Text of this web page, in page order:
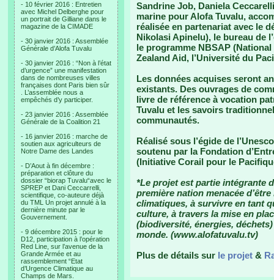
- 10 février 2016 : Entretien
avec Michel Delberghe pour
un portrait de Gilliane dans le
magazine de la CIMADE
- 30 janvier 2016 : Assemblée
Générale d’Alofa Tuvalu
- 30 janvier 2016 : “Non à l’état
d’urgence” une manifestation
dans de nombreuses villes
françaises dont Paris bien sûr
. L’assemblée nous a
empêchés d’y participer.
- 23 janvier 2016 : Assemblée
Générale de la Coalition 21
- 16 janvier 2016 : marche de
soutien aux agriculteurs de
Notre Dame des Landes
- D’Aout à fin décembre :
préparation et clôture du
dossier “biorap Tuvalu“avec le
SPREP et Dani Ceccarrelli,
scientifique, co-auteure déjà
du TML Un projet annulé à la
dernière minute par le
Gouvernement.
- 9 décembre 2015 : pour le
D12, participation à l’opération
Red Line, sur l’avenue de la
Grande Armée et au
rassemblement “Etat
d’Urgence Climatique au
Champs de Mars.
Sandrine Job, Daniela
marine pour Alofa Tuvalu,
réalisée en partenariat avec le
Nikolasi Apinelu), le bureau de
le programme NBSAP
Zealand Aid, l’Université du
Les données acquises seront
existants. Des ouvrages de
livre de référence à vocation
Tuvalu et les savoirs
communautés.
Réalisé sous l’égide de
soutenu par la Fondation
(Initiative Corail pour le
*Le projet est partie intégrante
première nation menacée
climatiques, à survivre en tant
culture, à travers la mise en
(biodiversité, énergies,
monde. (www.alofatuvalu.tv)
Plus de détails sur le projet &